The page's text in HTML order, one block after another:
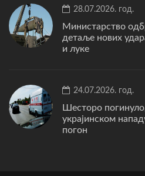
28.07.2026. год.
Министарство
детаље нових
и луке
24.07.2026. год.
Шесторо
украјинском
погон